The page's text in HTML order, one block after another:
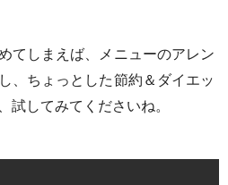
てしまえば、メニューのアレン
、ちょっとした節約＆ダイエッ
試してみてくださいね。